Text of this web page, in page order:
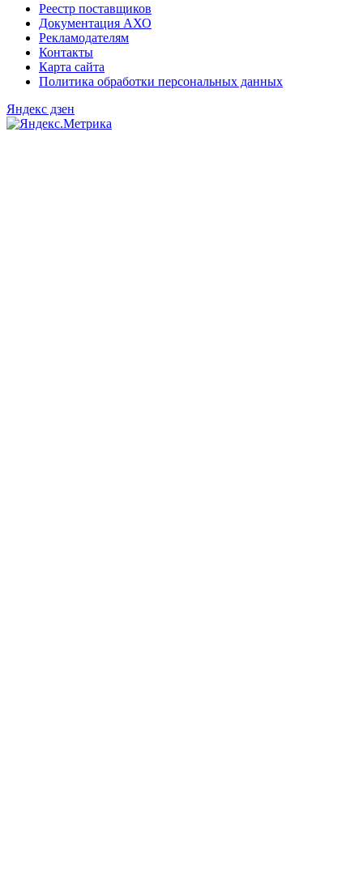
Реестр поставщиков
Документация АХО
Рекламодателям
Контакты
Карта сайта
Политика обработки персональных данных
Яндекс дзен